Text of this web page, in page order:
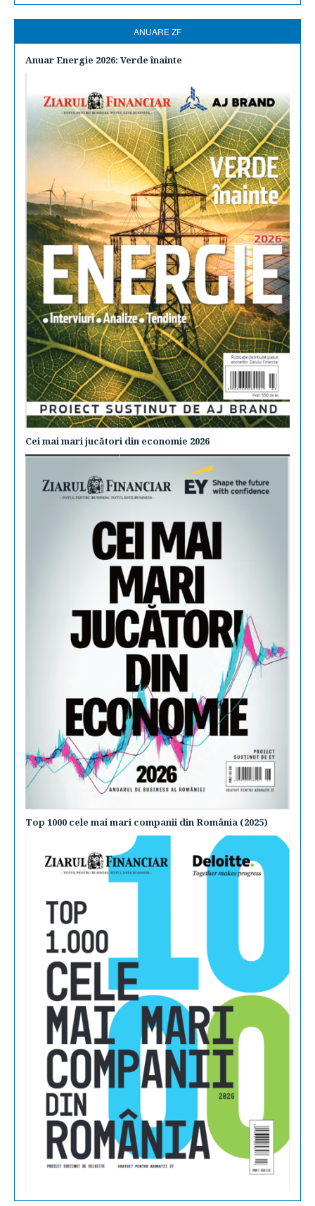
ANUARE ZF
Anuar Energie 2026: Verde înainte
Cei mai mari jucători din economie 2026
Top 1000 cele mai mari companii din România (2025)